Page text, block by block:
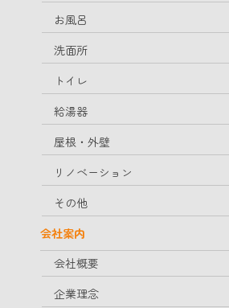
お風呂
洗面所
トイレ
給湯器
屋根・外壁
リノベーション
その他
会社案内
会社概要
企業理念